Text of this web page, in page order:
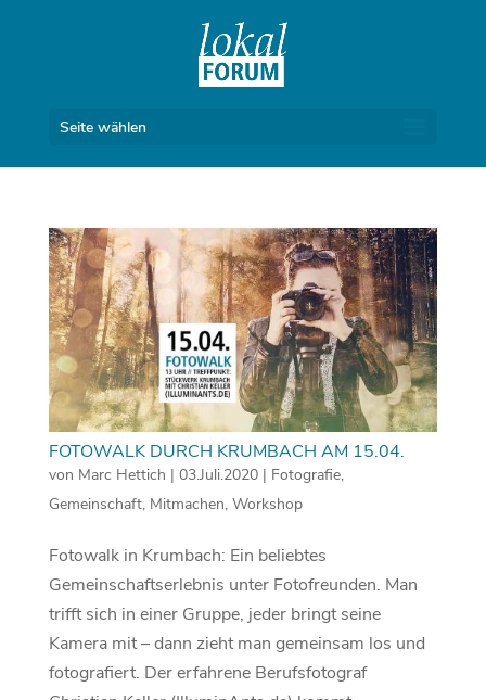
Seite wählen
FOTOWALK DURCH KRUMBACH AM 15.04.
von Marc Hettich | 03.Juli.2020| Fotografie,
Gemeinschaft, Mitmachen, Workshop
Fotowalk in Krumbach: Ein beliebtes
Gemeinschaftserlebnis unter Fotofreunden. Man
trifft sich in einer Gruppe, jeder bringt seine
Kamera mit – dann zieht man gemeinsam los und
fotografiert. Der erfahrene Berufsfotograf